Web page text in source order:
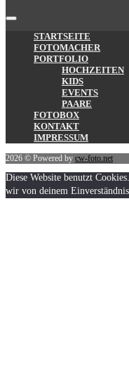
STARTSEITE
FOTOMACHER
PORTFOLIO
HOCHZEITEN
KIDS
EVENTS
PAARE
FOTOBOX
KONTAKT
IMPRESSUM
2026 © Powered by cw-foto.net
Diese Website benutzt
wir von deinem Einverständnis